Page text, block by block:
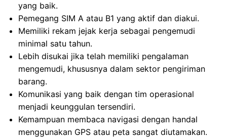
yang baik.
Pemegang SIM A atau B1 yang aktif dan diakui.
Memiliki rekam jejak kerja sebagai pengemudi
minimal satu tahun.
Lebih disukai jika telah memiliki pengalaman
mengemudi, khususnya dalam sektor pengiriman
barang.
Komunikasi yang baik dengan tim operasional
menjadi keunggulan tersendiri.
Kemampuan membaca navigasi dengan handal
menggunakan GPS atau peta sangat diutamakan.